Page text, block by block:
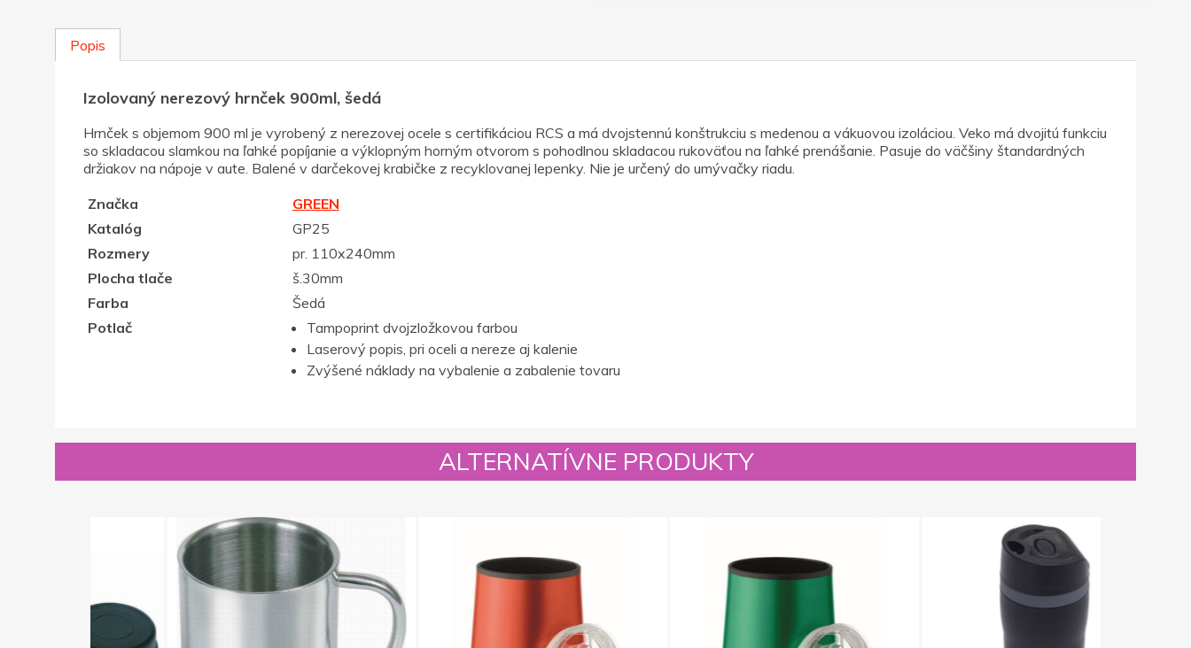
Popis
Izolovaný nerezový hrnček 900ml, šedá
Hrnček s objemom 900 ml je vyrobený z nerezovej ocele s certifikáciou RCS a má dvojstennú konštrukciu s medenou a vákuovou izoláciou. Veko má dvojitú funkciu
so skladacou slamkou na ľahké popíjanie a výklopným horným otvorom s pohodlnou skladacou rukoväťou na ľahké prenášanie. Pasuje do väčšiny štandardných
držiakov na nápoje v aute. Balené v darčekovej krabičke z recyklovanej lepenky. Nie je určený do umývačky riadu.
Značka
GREEN
Katalóg
GP25
Rozmery
pr. 110x240mm
Plocha tlače
š.30mm
Farba
Šedá
Potlač
Tampoprint dvojzložkovou farbou
Laserový popis, pri oceli a nereze aj kalenie
Zvýšené náklady na vybalenie a zabalenie tovaru
ALTERNATÍVNE PRODUKTY